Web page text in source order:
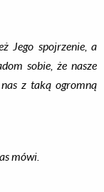
Jego spojrzenie, a
sobie, że nasze
z taką ogromną
mówi.